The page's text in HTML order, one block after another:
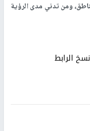
ومن تدني مدى الرؤية
الرابط